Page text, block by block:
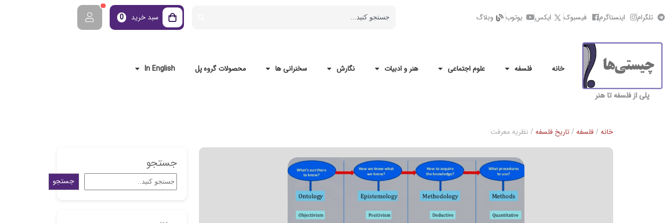
تلگرام اینستاگرم فیسبوک ایکس یوتوب وبلاگ سبد خرید 0
پلی از فلسفه تا هنر
خانه فلسفه علوم اجتماعی هنر و ادبیات نگارش سخنرانی ها محصولات گروه پل In English
خانه /فلسفه /تاریخ فلسفه / نظریه معرفت
جستجو
جستجو